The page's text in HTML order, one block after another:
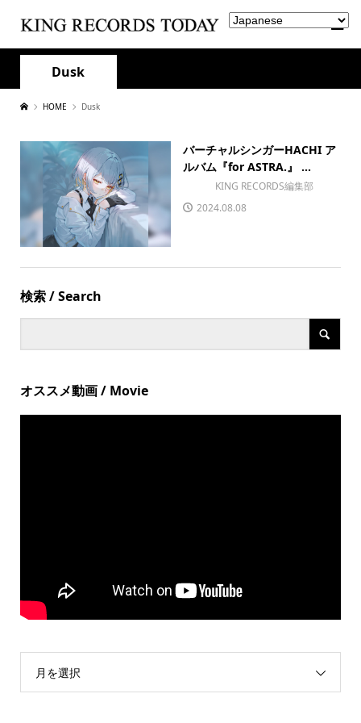
Dusk
HOME Dusk
バーチャルシンガーHACHI ア
ルバム『for ASTRA.』 ...
KING RECORDS編集部
2024.08.08
検索 / Search
オススメ動画 / Movie
月を選択